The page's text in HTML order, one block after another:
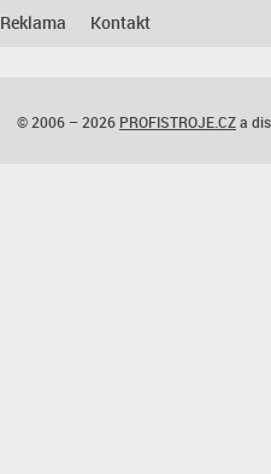
Reklama Kontakt
© 2006 – 2026 PROFISTROJE.CZa